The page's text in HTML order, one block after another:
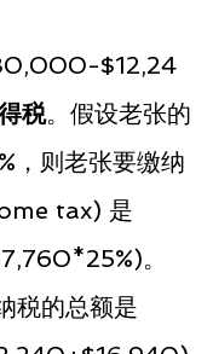
$12,24
税。假设老张的
，则老张要缴纳
tax) 是
。
税的总额是